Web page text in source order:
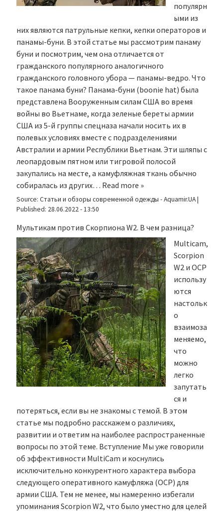
популярн
ыми из
них являются патрульные кепки, кепки операторов и
панамы-буни. В этой статье мы рассмотрим панаму
буни и посмотрим, чем она отличается от
гражданского популярного аналогичного
гражданского головного убора — панамы-ведро. Что
такое панама буни? Панама-буни (boonie hat) была
представлена Вооруженным силам США во время
войны во Вьетнаме, когда зеленые береты армии
США из 5-й группы спецназа начали носить их в
полевых условиях вместе с подразделениями
Австралии и армии Республики Вьетнам. Эти шляпы с
леопардовым пятном или тигровой полосой
закупались на месте, а камуфляжная ткань обычно
собиралась из других… Read more »
Source: Статьи и обзоры современной одежды - Aquamir.UA|
Published: 28.06.2022 - 13:50
Мультикам против Скорпиона W2. В чем разница?
Multicam,
Scorpion
W2 и OCP
использу
ются
настольк
о
взаимоза
меняемо,
что
можно
легко
запутать
ся и
потеряться, если вы не знакомы с темой. В этом
статье мы подробно расскажем о различиях,
развитии и ответим на наиболее распространенные
вопросы по этой теме. Вступление Мы уже говорили
об эффективности MultiCam и коснулись
исключительно конкурентного характера выбора
следующего оперативного камуфляжа (OCP) для
армии США. Тем не менее, мы намеренно избегали
упоминания Scorpion W2, что было уместно для целей